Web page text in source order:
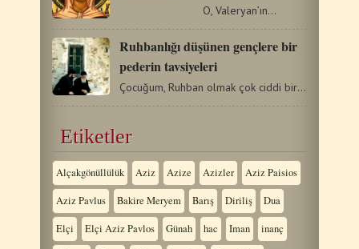
O, Valeryan’ın…
Ruhbanlığı düşünen gençlere bir
pederin tavsiyeleri
Çocuğum, Ruhban olmak çok ciddi bir konudur. Kalbinin en…
Etiketler
Alçakgönüllülük Aziz Azize Azizler Aziz Paisios
Aziz Pavlus Bakire Meryem Barış Diriliş Dua
Elçi Elçi Aziz Pavlos Günah hac Iman inanç